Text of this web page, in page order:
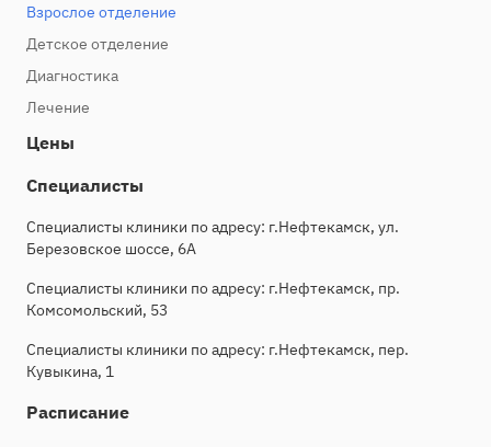
Взрослое отделение
Детское отделение
Диагностика
Лечение
Цены
Специалисты
Специалисты клиники по адресу: г.Нефтекамск, ул.
Березовское шоссе, 6А
Специалисты клиники по адресу: г.Нефтекамск, пр.
Комсомольский, 53
Специалисты клиники по адресу: г.Нефтекамск, пер.
Кувыкина, 1
Расписание